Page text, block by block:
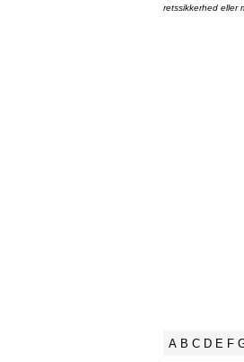
retssikkerhed eller
A B C D E F